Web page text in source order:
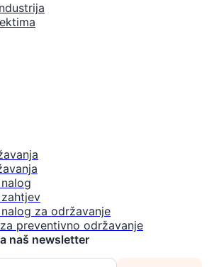
za održavanje
preventivno održavanje
naš newsletter